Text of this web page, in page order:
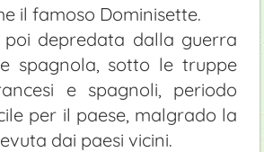
il famoso Dominisette.
poi depredata dalla guerra
spagnola, sotto le truppe
e spagnoli, periodo
per il paese, malgrado la
dai paesi vicini.